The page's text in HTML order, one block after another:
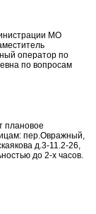
МО
оператор по
по вопросам
плановое
пер.Овражный,
д.3-11.2-26,
до 2-х часов.